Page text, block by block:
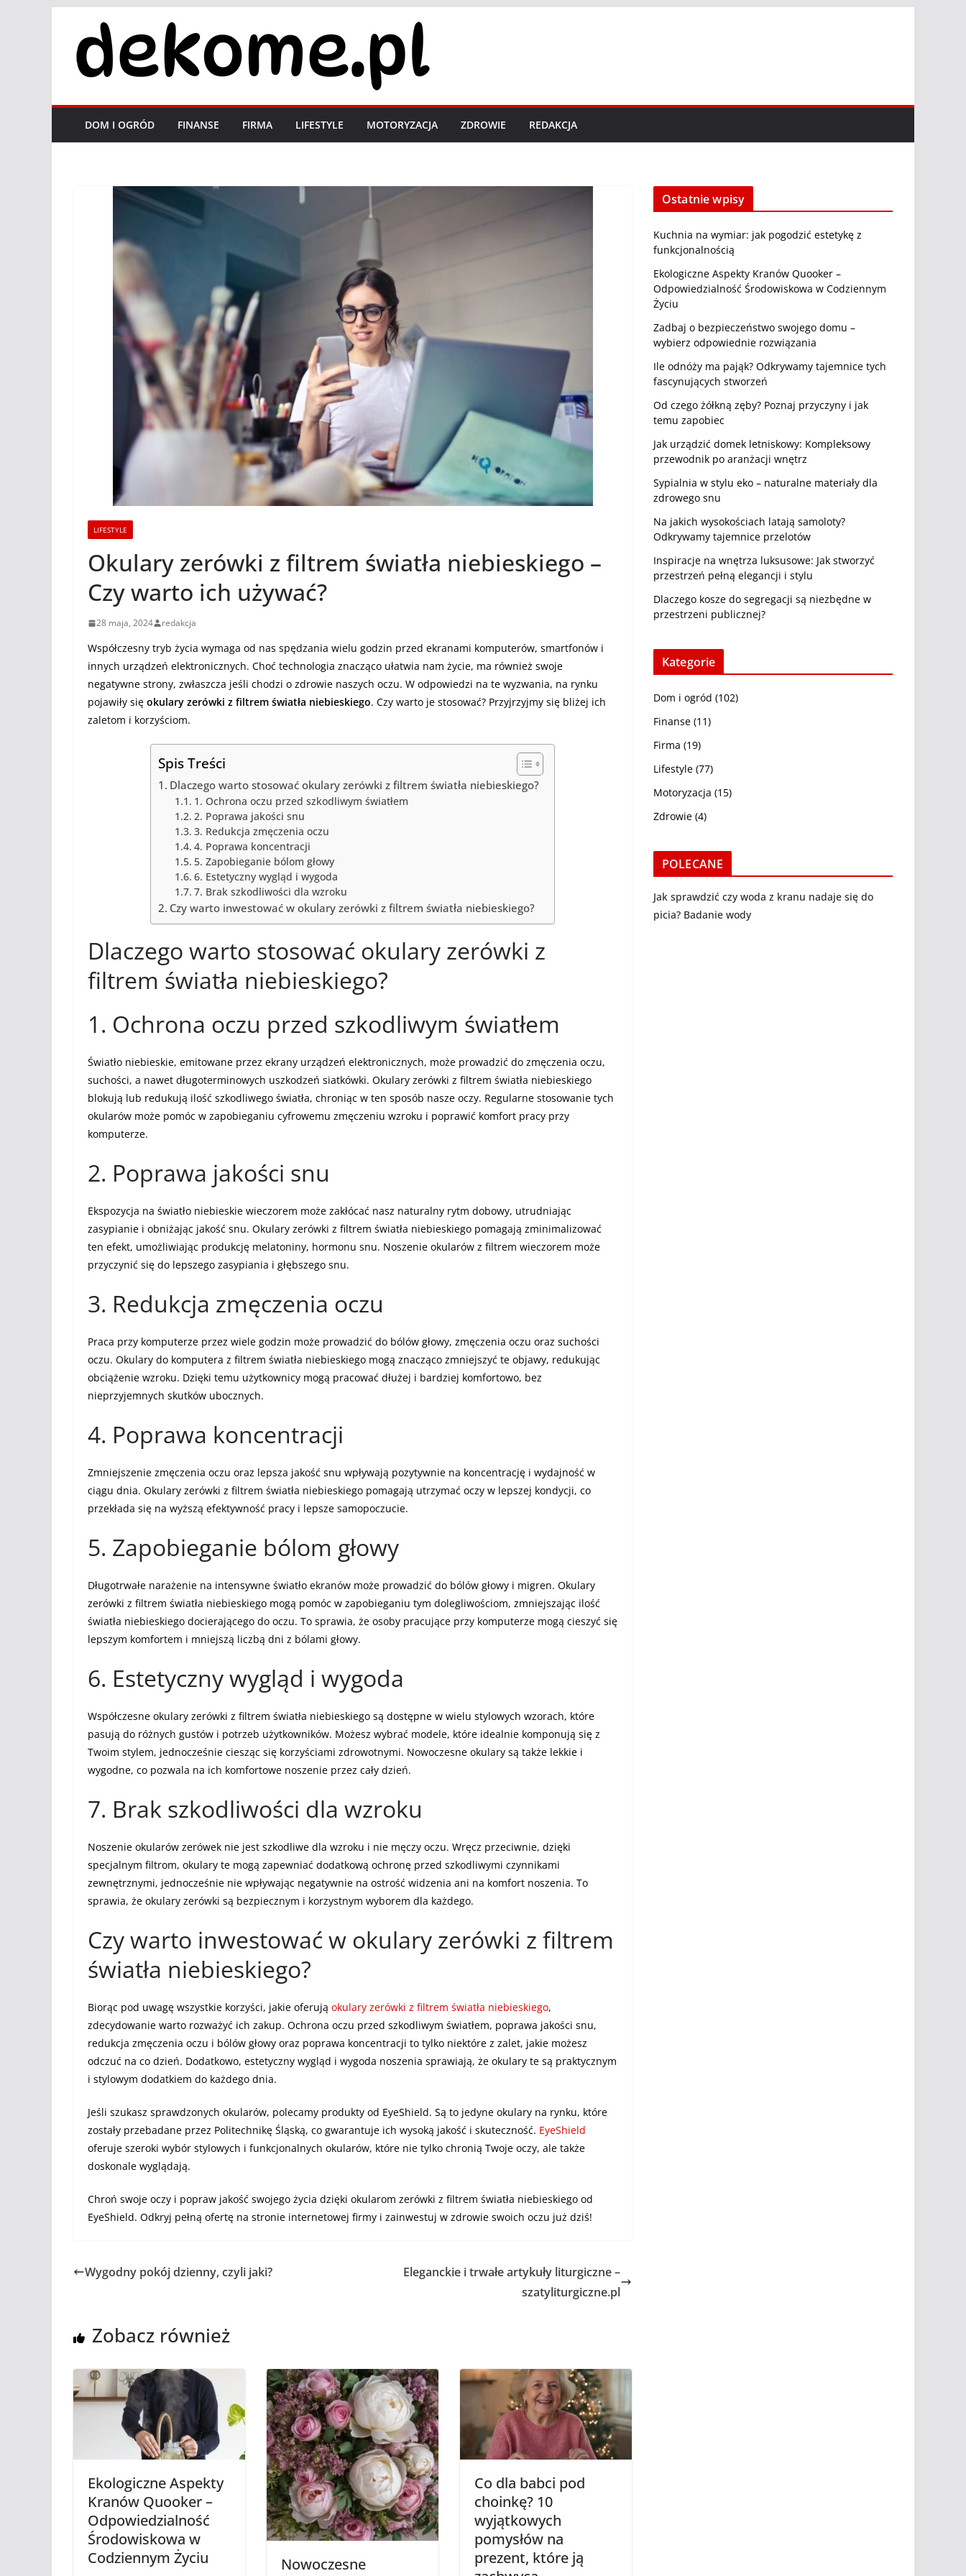
treści
DOM I OGRÓD FINANSE FIRMA LIFESTYLE MOTORYZACJA ZDROWIE REDAKCJA
LIFESTYLE
Okulary zerówki z filtrem światła niebieskiego –
Czy warto ich używać?
28 maja, 2024 redakcja
Współczesny tryb życia wymaga od nas spędzania wielu godzin przed ekranami komputerów, smartfonów i
innych urządzeń elektronicznych. Choć technologia znacząco ułatwia nam życie, ma również swoje
negatywne strony, zwłaszcza jeśli chodzi o zdrowie naszych oczu. W odpowiedzi na te wyzwania, na rynku
pojawiły się okulary zerówki z filtrem światła niebieskiego. Czy warto je stosować? Przyjrzyjmy się bliżej ich
zaletom i korzyściom.
Spis Treści
Dlaczego warto stosować okulary zerówki z filtrem światła niebieskiego?
1. Ochrona oczu przed szkodliwym światłem
2. Poprawa jakości snu
3. Redukcja zmęczenia oczu
4. Poprawa koncentracji
5. Zapobieganie bólom głowy
6. Estetyczny wygląd i wygoda
7. Brak szkodliwości dla wzroku
Czy warto inwestować w okulary zerówki z filtrem światła niebieskiego?
Dlaczego warto stosować okulary zerówki z
filtrem światła niebieskiego?
1. Ochrona oczu przed szkodliwym światłem
Światło niebieskie, emitowane przez ekrany urządzeń elektronicznych, może prowadzić do zmęczenia oczu,
suchości, a nawet długoterminowych uszkodzeń siatkówki. Okulary zerówki z filtrem światła niebieskiego
blokują lub redukują ilość szkodliwego światła, chroniąc w ten sposób nasze oczy. Regularne stosowanie tych
okularów może pomóc w zapobieganiu cyfrowemu zmęczeniu wzroku i poprawić komfort pracy przy
komputerze.
2. Poprawa jakości snu
Ekspozycja na światło niebieskie wieczorem może zakłócać nasz naturalny rytm dobowy, utrudniając
zasypianie i obniżając jakość snu. Okulary zerówki z filtrem światła niebieskiego pomagają zminimalizować
ten efekt, umożliwiając produkcję melatoniny, hormonu snu. Noszenie okularów z filtrem wieczorem może
przyczynić się do lepszego zasypiania i głębszego snu.
3. Redukcja zmęczenia oczu
Praca przy komputerze przez wiele godzin może prowadzić do bólów głowy, zmęczenia oczu oraz suchości
oczu. Okulary do komputera z filtrem światła niebieskiego mogą znacząco zmniejszyć te objawy, redukując
obciążenie wzroku. Dzięki temu użytkownicy mogą pracować dłużej i bardziej komfortowo, bez
nieprzyjemnych skutków ubocznych.
4. Poprawa koncentracji
Zmniejszenie zmęczenia oczu oraz lepsza jakość snu wpływają pozytywnie na koncentrację i wydajność w
ciągu dnia. Okulary zerówki z filtrem światła niebieskiego pomagają utrzymać oczy w lepszej kondycji, co
przekłada się na wyższą efektywność pracy i lepsze samopoczucie.
5. Zapobieganie bólom głowy
Długotrwałe narażenie na intensywne światło ekranów może prowadzić do bólów głowy i migren. Okulary
zerówki z filtrem światła niebieskiego mogą pomóc w zapobieganiu tym dolegliwościom, zmniejszając ilość
światła niebieskiego docierającego do oczu. To sprawia, że osoby pracujące przy komputerze mogą cieszyć się
lepszym komfortem i mniejszą liczbą dni z bólami głowy.
6. Estetyczny wygląd i wygoda
Współczesne okulary zerówki z filtrem światła niebieskiego są dostępne w wielu stylowych wzorach, które
pasują do różnych gustów i potrzeb użytkowników. Możesz wybrać modele, które idealnie komponują się z
Twoim stylem, jednocześnie ciesząc się korzyściami zdrowotnymi. Nowoczesne okulary są także lekkie i
wygodne, co pozwala na ich komfortowe noszenie przez cały dzień.
7. Brak szkodliwości dla wzroku
Noszenie okularów zerówek nie jest szkodliwe dla wzroku i nie męczy oczu. Wręcz przeciwnie, dzięki
specjalnym filtrom, okulary te mogą zapewniać dodatkową ochronę przed szkodliwymi czynnikami
zewnętrznymi, jednocześnie nie wpływając negatywnie na ostrość widzenia ani na komfort noszenia. To
sprawia, że okulary zerówki są bezpiecznym i korzystnym wyborem dla każdego.
Czy warto inwestować w okulary zerówki z filtrem
światła niebieskiego?
Biorąc pod uwagę wszystkie korzyści, jakie oferują okulary zerówki z filtrem światła niebieskiego,
zdecydowanie warto rozważyć ich zakup. Ochrona oczu przed szkodliwym światłem, poprawa jakości snu,
redukcja zmęczenia oczu i bólów głowy oraz poprawa koncentracji to tylko niektóre z zalet, jakie możesz
odczuć na co dzień. Dodatkowo, estetyczny wygląd i wygoda noszenia sprawiają, że okulary te są praktycznym
i stylowym dodatkiem do każdego dnia.
Jeśli szukasz sprawdzonych okularów, polecamy produkty od EyeShield. Są to jedyne okulary na rynku, które
zostały przebadane przez Politechnikę Śląską, co gwarantuje ich wysoką jakość i skuteczność. EyeShield
oferuje szeroki wybór stylowych i funkcjonalnych okularów, które nie tylko chronią Twoje oczy, ale także
doskonale wyglądają.
Chroń swoje oczy i popraw jakość swojego życia dzięki okularom zerówki z filtrem światła niebieskiego od
EyeShield. Odkryj pełną ofertę na stronie internetowej firmy i zainwestuj w zdrowie swoich oczu już dziś!
Wygodny pokój dzienny, czyli jaki?
Eleganckie i trwałe artykuły liturgiczne –
szatyliturgiczne.pl
Zobacz również
Ekologiczne Aspekty
Kranów Quooker –
Odpowiedzialność
Środowiskowa w
Codziennym Życiu
Nowoczesne
Co dla babci pod
choinkę? 10
wyjątkowych
pomysłów na
prezent, które ją
Ostatnie wpisy
Kuchnia na wymiar: jak pogodzić estetykę z
funkcjonalnością
Ekologiczne Aspekty Kranów Quooker –
Odpowiedzialność Środowiskowa w Codziennym
Życiu
Zadbaj o bezpieczeństwo swojego domu –
wybierz odpowiednie rozwiązania
Ile odnóży ma pająk? Odkrywamy tajemnice tych
fascynujących stworzeń
Od czego żółkną zęby? Poznaj przyczyny i jak
temu zapobiec
Jak urządzić domek letniskowy: Kompleksowy
przewodnik po aranżacji wnętrz
Sypialnia w stylu eko – naturalne materiały dla
zdrowego snu
Na jakich wysokościach latają samoloty?
Odkrywamy tajemnice przelotów
Inspiracje na wnętrza luksusowe: Jak stworzyć
przestrzeń pełną elegancji i stylu
Dlaczego kosze do segregacji są niezbędne w
przestrzeni publicznej?
Kategorie
Dom i ogród (102)
Finanse (11)
Firma (19)
Lifestyle (77)
Motoryzacja (15)
Zdrowie (4)
POLECANE
Jak sprawdzić czy woda z kranu nadaje się do
picia? Badanie wody